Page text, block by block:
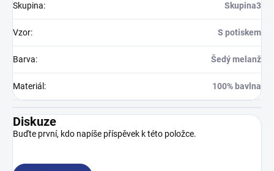
Skupina: Skupina3
Vzor: S potiskem
Barva: Šedý melanž
Materiál : 100% bavlna
Diskuze
Buďte první, kdo napíše příspěvek k této položce.